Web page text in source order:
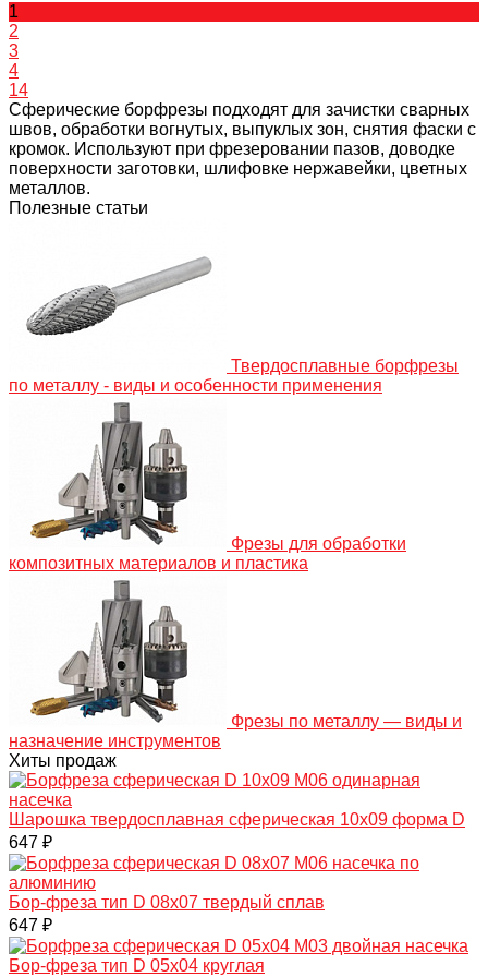
1
2
3
4
14
Сферические борфрезы подходят для зачистки сварных
швов, обработки вогнутых, выпуклых зон, снятия фаски с
кромок. Используют при фрезеровании пазов, доводке
поверхности заготовки, шлифовке нержавейки, цветных
металлов.
Полезные статьи
Твердосплавные борфрезы
по металлу - виды и особенности применения
Фрезы для обработки
композитных материалов и пластика
Фрезы по металлу — виды и
назначение инструментов
Хиты продаж
Шарошка твердосплавная сферическая 10х09 форма D
647 ₽
Бор-фреза тип D 08х07 твердый сплав
647 ₽
Бор-фреза тип D 05х04 круглая